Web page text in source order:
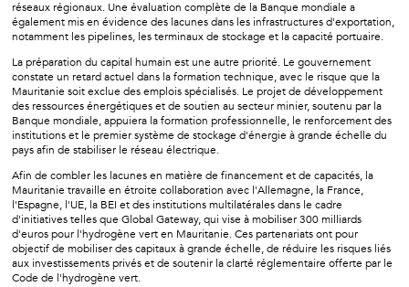
réseaux régionaux. Une évaluation complète de la Banque mondiale a
également mis en évidence des lacunes dans les infrastructures d'exportation,
notamment les pipelines, les terminaux de stockage et la capacité portuaire.
La préparation du capital humain est une autre priorité. Le gouvernement
constate un retard actuel dans la formation technique, avec le risque que la
Mauritanie soit exclue des emplois spécialisés. Le projet de développement
des ressources énergétiques et de soutien au secteur minier, soutenu par la
Banque mondiale, appuiera la formation professionnelle, le renforcement des
institutions et le premier système de stockage d'énergie à grande échelle du
pays afin de stabiliser le réseau électrique.
Afin de combler les lacunes en matière de financement et de capacités, la
Mauritanie travaille en étroite collaboration avec l'Allemagne, la France,
l'Espagne, l'UE, la BEI et des institutions multilatérales dans le cadre
d'initiatives telles que Global Gateway, qui vise à mobiliser 300 milliards
d'euros pour l'hydrogène vert en Mauritanie. Ces partenariats ont pour
objectif de mobiliser des capitaux à grande échelle, de réduire les risques liés
aux investissements privés et de soutenir la clarté réglementaire offerte par le
Code de l'hydrogène vert.